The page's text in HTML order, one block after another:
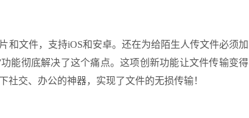
和文件，支持iOS和安卓。还在为给陌生人传文件必须加
能彻底解决了这个痛点。这项创新功能让文件传输变得
交、办公的神器，实现了文件的无损传输！